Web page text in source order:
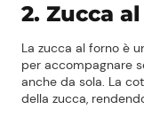
2. Zucca
La zucca al forno è
per accompagnare
anche da sola. La
della zucca,